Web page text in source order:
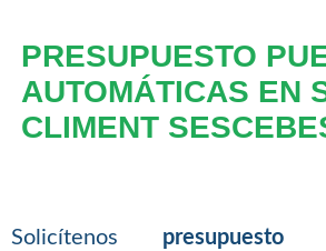
PRESUPUESTO
AUTOMÁTICAS EN
CLIMENT
Solicítenos